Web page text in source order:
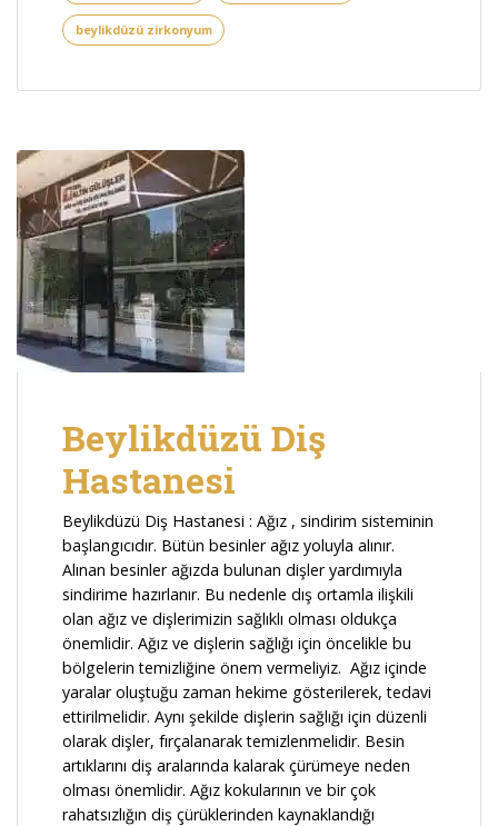
beylikdüzü zirkonyum
Beylikdüzü Diş
Hastanesi
Beylikdüzü Diş Hastanesi : Ağız , sindirim sisteminin
başlangıcıdır. Bütün besinler ağız yoluyla alınır.
Alınan besinler ağızda bulunan dişler yardımıyla
sindirime hazırlanır. Bu nedenle dış ortamla ilişkili
olan ağız ve dişlerimizin sağlıklı olması oldukça
önemlidir. Ağız ve dişlerin sağlığı için öncelikle bu
bölgelerin temizliğine önem vermeliyiz. Ağız içinde
yaralar oluştuğu zaman hekime gösterilerek, tedavi
ettirilmelidir. Aynı şekilde dişlerin sağlığı için düzenli
olarak dişler, fırçalanarak temizlenmelidir. Besin
artıklarını diş aralarında kalarak çürümeye neden
olması önemlidir. Ağız kokularının ve bir çok
rahatsızlığın diş çürüklerinden kaynaklandığı